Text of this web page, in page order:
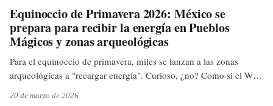
soñar, ¿no?
Equinoccio de Primavera 2026: México se
prepara para recibir la energía en Pueblos
Mágicos y zonas arqueológicas
Para el equinoccio de primavera, miles se lanzan a las zonas
arqueológicas a "recargar energía". Curioso, ¿no? Como si el Wi-
20 de marzo de 2026